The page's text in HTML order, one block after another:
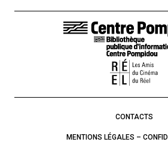
LIENS DE BAS DE
CONTACTS
MENTIONS LÉGALES –